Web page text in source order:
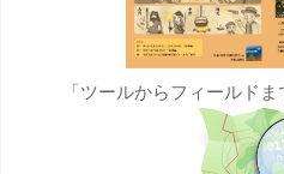
「ツールからフィールド